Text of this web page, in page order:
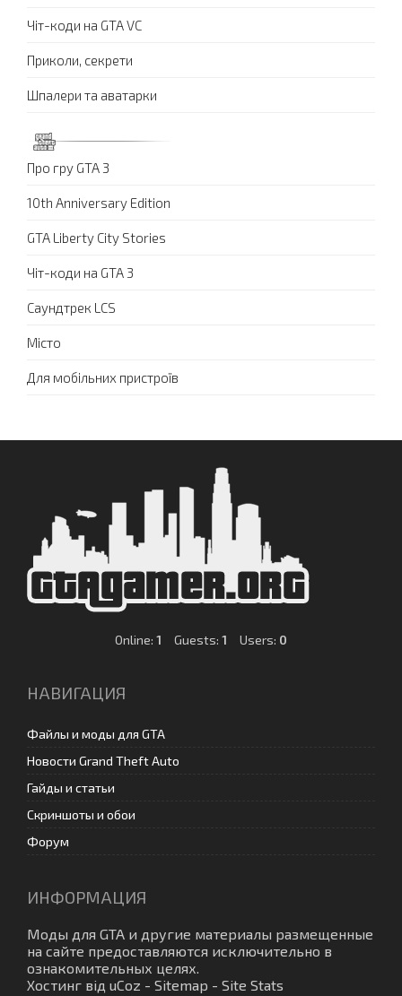
Чіт-коди на GTA VC
Приколи, секрети
Шпалери та аватарки
Про гру GTA 3
10th Anniversary Edition
GTA Liberty City Stories
Чіт-коди на GTA 3
Саундтрек LCS
Місто
Для мобільних пристроїв
Online: 1 Guests: 1 Users: 0
НАВИГАЦИЯ
Файлы и моды для GTA
Новости Grand Theft Auto
Гайды и статьи
Скриншоты и обои
Форум
ИНФОРМАЦИЯ
Моды для GTA и другие материалы размещенные
на сайте предоставляются исключительно в
ознакомительных целях.
Хостинг від uCoz - Sitemap - Site Stats